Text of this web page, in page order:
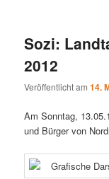
Sozi:
2012
Veröffentlicht am14.
Am Sonntag,
und Bürger von